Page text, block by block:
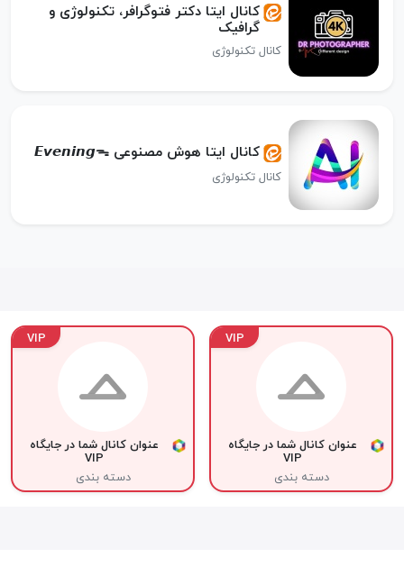
کانال ایتا دکتر فتوگرافر، تکنولوژی و
گرافیک
کانال تکنولوژی
کانال ایتا هوش مصنوعی 𝙀𝙫𝙚𝙣𝙞𝙣𝙜ᯓ
کانال تکنولوژی
VIP
عنوان کانال شما در جایگاه
VIP
دسته بندی
VIP
عنوان کانال شما در جایگاه
VIP
دسته بندی